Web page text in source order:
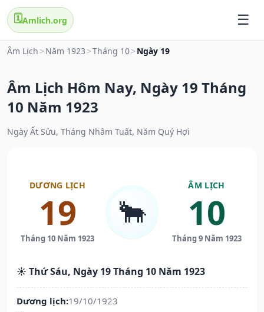
🗓️Amlich.org
Âm Lịch > Năm 1923 >Tháng 10> Ngày 19
Âm Lịch Hôm Nay, Ngày 19 Tháng
10 Năm 1923
Ngày Ất Sửu, Tháng Nhâm Tuất, Năm Quý Hợi
DƯƠNG LỊCH
19
Tháng 10 Năm 1923
🐂
ÂM LỊCH
10
Tháng 9 Năm 1923
☀️ Thứ Sáu, Ngày 19 Tháng 10 Năm 1923
Dương lịch:19/10/1923